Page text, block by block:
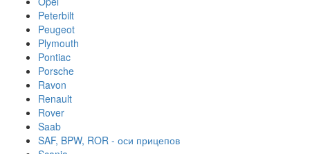
Peterbilt
Peugeot
Plymouth
Pontiac
Porsche
Ravon
Renault
Rover
Saab
SAF, BPW, ROR - оси прицепов